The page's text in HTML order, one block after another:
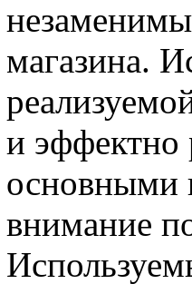
магазина.
и эффектно
основными
внимание